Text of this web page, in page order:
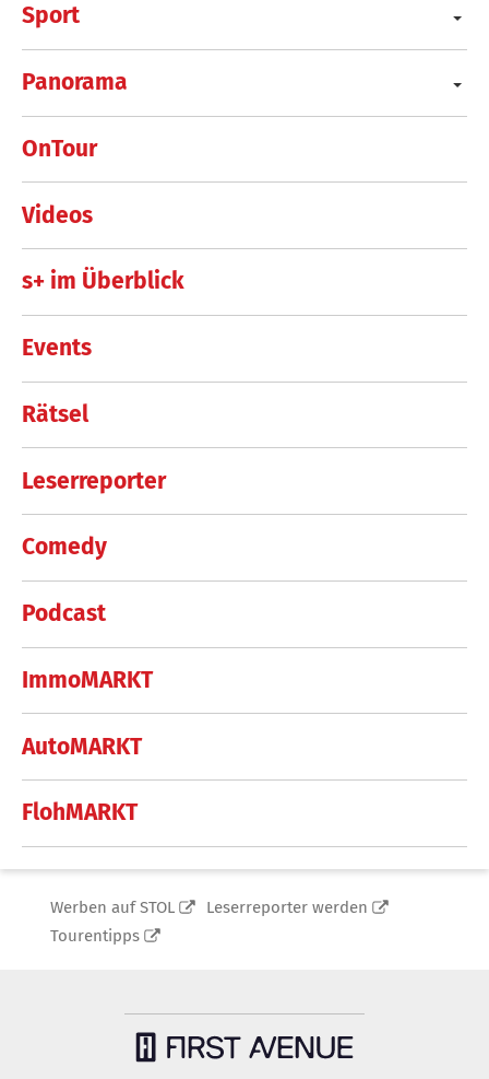
Sport
Panorama
OnTour
Videos
s+ im Überblick
Events
Rätsel
Leserreporter
Comedy
Podcast
ImmoMARKT
AutoMARKT
FlohMARKT
Werben auf STOL
Leserreporter werden
Tourentipps